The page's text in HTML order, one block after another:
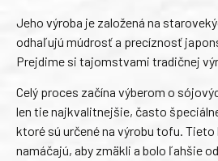
Jeho výroba je založená na
odhaľujú múdrosť a precíznosť
Prejdime si tajomstvami tradičnej
Celý proces začína výberom o
len tie najkvalitnejšie, často
ktoré sú určené na výrobu tofu. Tieto
namáčajú, aby zmäkli a bolo ľahšie